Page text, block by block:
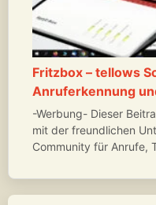
Fritzbox – tellows
Anruferkennung
-Werbung- Dieser
mit der freundlichen
Community für Anrufe,